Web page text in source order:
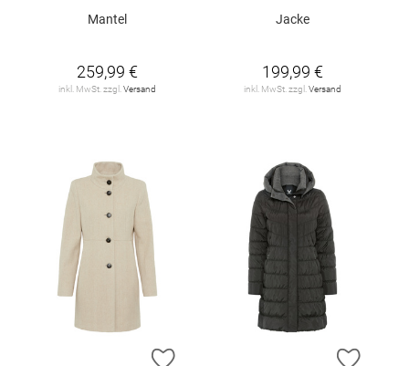
Mantel
259,99 €
inkl. MwSt. zzgl.Versand
Jacke
199,99 €
inkl. MwSt. zzgl.Versand
ZUR WUNSCHLISTE HINZUFÜGEN
ZUR